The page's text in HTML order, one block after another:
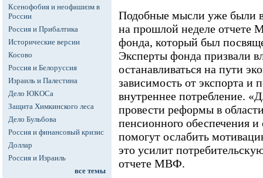
Ксенофобия и неофашизм в
России
Россия и Прибалтика
Исторические версии
Косово
Россия и Белоруссия
Израиль и Палестина
Дело ЮКОСа
Защита Химкинского леса
Дело Бульбова
Россия и финансовый кризис
Доллар
Россия и Израиль
все темы
Подобные мысли уже были
на прошлой неделе отчете
фонда, который был
Эксперты фонда призвали
останавливаться на пути
зависимость от экспорта и
внутреннее потребление.
провести реформы в
пенсионного обеспечения и
помогут ослабить
это усилит
отчете МВФ.